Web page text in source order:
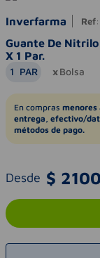
Inverfarma Ref:
Guante De
X 1 Par.
1 PAR Bolsa
En compras menores
entrega, efectivo/
métodos de pago.
Desde $ 2100